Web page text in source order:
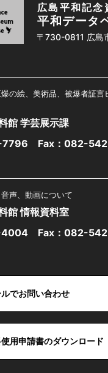
広島平和記念
平和データ
〒730-0811 広島
の絵、美術品、被爆者証言
館 学芸展示課
Fax：082-
声、動画について
館 情報資料室
Fax：082-
ルでお問い合わせ
用申請書のダウンロード